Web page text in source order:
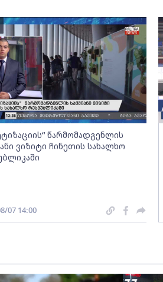
წარმომადგენლის
ვიზიტი ჩინეთის სახალხო
07 14:00